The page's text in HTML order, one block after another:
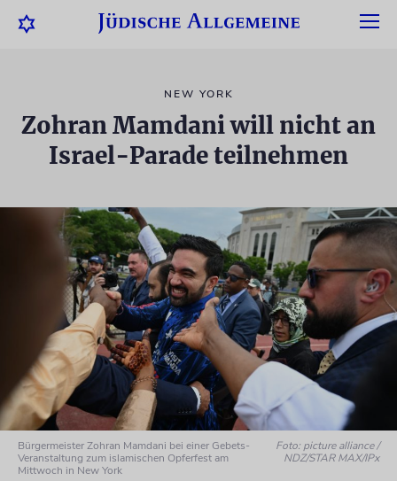
NEW YORK
Zohran Mamdani will nicht an
Israel-Parade teilnehmen
Bürgermeister Zohran Mamdani bei einer Gebets-
Veranstaltung zum islamischen Opferfest am
Mittwoch in New York
Foto: picture alliance /
NDZ/STAR MAX/IPx